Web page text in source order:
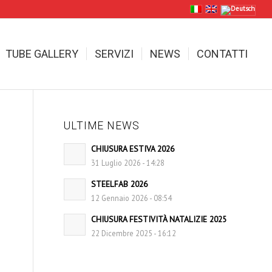
TUBE GALLERY SERVIZI NEWS CONTATTI
ULTIME NEWS
CHIUSURA ESTIVA 2026
31 Luglio 2026 - 14:28
STEELFAB 2026
12 Gennaio 2026 - 08:54
CHIUSURA FESTIVITÀ NATALIZIE 2025
22 Dicembre 2025 - 16:12